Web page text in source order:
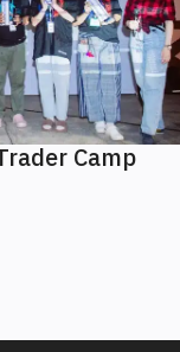
Camp